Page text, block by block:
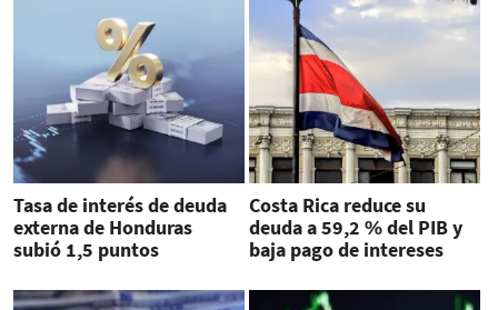
Tasa de interés de deuda
externa de Honduras
subió 1,5 puntos
Costa Rica reduce su
deuda a 59,2 % del PIB y
baja pago de intereses